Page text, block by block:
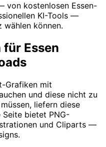
von kostenlosen Essen-
KI-Tools —
wählen können.
Essen
Grafiken mit
und diese nicht zu
liefern diese
Seite bietet PNG-
und Cliparts —